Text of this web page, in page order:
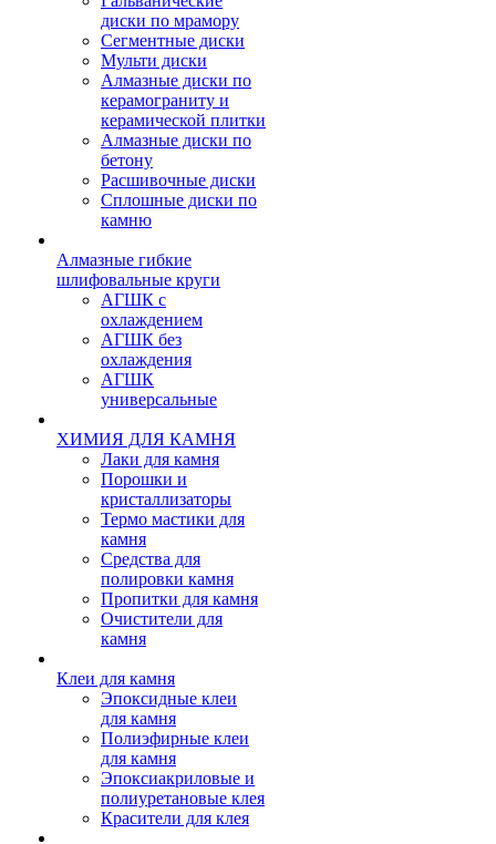
диски по мрамору
Сегментные диски
Мульти диски
Алмазные диски по
керамограниту и
керамической плитки
Алмазные диски по
бетону
Расшивочные диски
Сплошные диски по
камню
Алмазные гибкие
шлифовальные круги
АГШК с
охлаждением
АГШК без
охлаждения
АГШК
универсальные
ХИМИЯ ДЛЯ КАМНЯ
Лаки для камня
Порошки и
кристаллизаторы
Термо мастики для
камня
Средства для
полировки камня
Пропитки для камня
Очистители для
камня
Клеи для камня
Эпоксидные клеи
для камня
Полиэфирные клеи
для камня
Эпоксиакриловые и
полиуретановые клея
Красители для клея